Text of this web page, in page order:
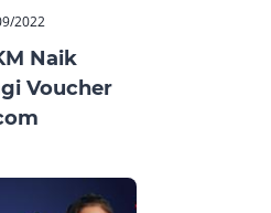
2022
Naik
Voucher